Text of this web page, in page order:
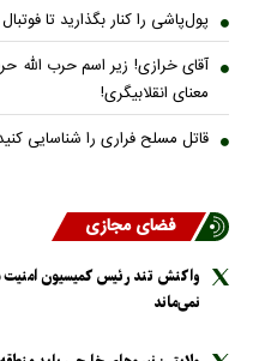
پول‌پاشی را کنار بگذارید تا
آقای خرازی! زیر اسم حرب الله
معنای انقلابیگری!
قاتل مسلح فراری را شناسایی
فضای مجازی
واکنش تند رئیس کمیسیون
نمی‌ماند